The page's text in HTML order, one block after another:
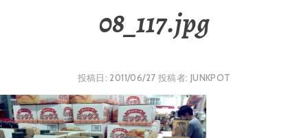
08_117.jpg
投稿日: 2011/06/27 投稿者: JUNKPOT